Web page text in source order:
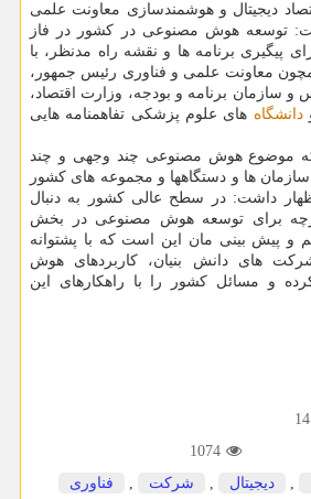
دیجیتال و هوشمندسازی معاونت علمی
توسعه هوش مصنوعی در کشور در فاز
پیگیری برنامه ها و نقشه راه مدنظر، با
معاونت علمی و فناوری رئیس جمهور،
سازمان برنامه و بودجه، وزارت اقتصاد،
دانشگاه های علوم پزشکی تفاهمنامه هایی
موضوع هوش مصنوعی چند وجهی و چند
ها و دستگاهها و مجموعه های کشور
داشت: در سطح عالی کشور به دنبال
برای توسعه هوش مصنوعی در بخش
و پیش بینی مان این است که با پشتوانه
های دانش بنیان، کاربردهای هوش
و مسائل کشور را با راهکارهای این
1074
دیجیتال شركت فناوری